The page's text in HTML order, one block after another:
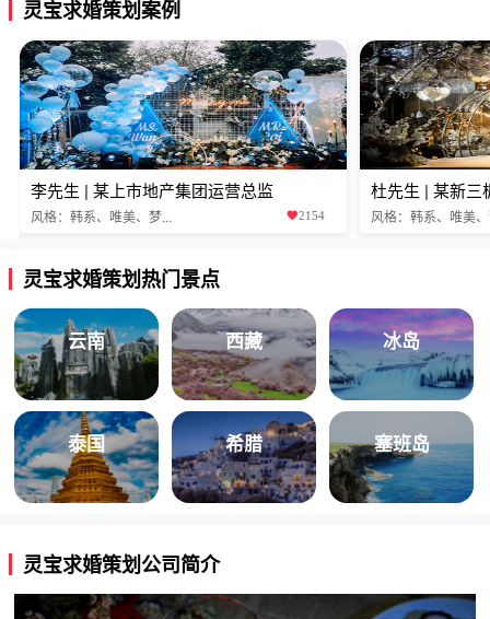
灵宝求婚策划案例
李先生 | 某上市地产集团运营总监
风格：韩系、唯美、梦... 2154
杜先生 | 某新三
风格：韩系、唯美
灵宝求婚策划热门景点
云南 西藏 冰岛
泰国 希腊 塞班岛
灵宝求婚策划公司简介